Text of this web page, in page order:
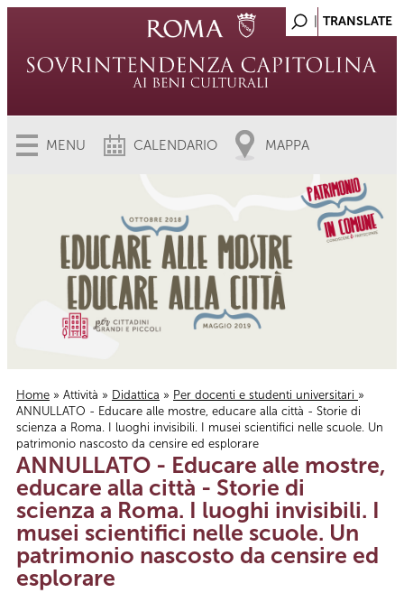
MENU CALENDARIO MAPPA
Tu sei qui
Home » Attività » Didattica » Per docenti e studenti universitari »
ANNULLATO - Educare alle mostre, educare alla città - Storie di
scienza a Roma. I luoghi invisibili. I musei scientifici nelle scuole. Un
patrimonio nascosto da censire ed esplorare
ANNULLATO - Educare alle mostre,
educare alla città - Storie di
scienza a Roma. I luoghi invisibili. I
musei scientifici nelle scuole. Un
patrimonio nascosto da censire ed
esplorare